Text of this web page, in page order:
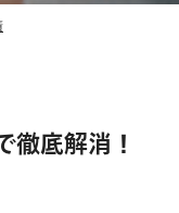
徹底解消！